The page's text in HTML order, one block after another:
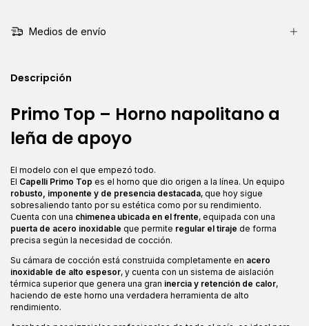
Medios de envío
Descripción
Primo Top – Horno napolitano a
leña de apoyo
El modelo con el que empezó todo.
El Capelli Primo Top es el horno que dio origen a la línea. Un equipo
robusto, imponente y de presencia destacada, que hoy sigue
sobresaliendo tanto por su estética como por su rendimiento.
Cuenta con una chimenea ubicada en el frente, equipada con una
puerta de acero inoxidable que permite regular el tiraje de forma
precisa según la necesidad de cocción.
Su cámara de cocción está construida completamente en acero
inoxidable de alto espesor, y cuenta con un sistema de aislación
térmica superior que genera una gran inercia y retención de calor,
haciendo de este horno una verdadera herramienta de alto
rendimiento.